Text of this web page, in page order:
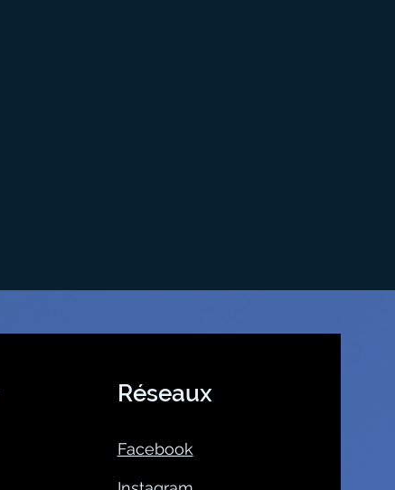
Réseaux
Facebook